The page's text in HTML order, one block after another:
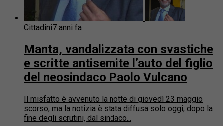
Cittadini7 anni fa
Manta, vandalizzata con svastiche
e scritte antisemite l’auto del figlio
del neosindaco Paolo Vulcano
Il misfatto è avvenuto la notte di giovedì 23 maggio
scorso, ma la notizia è stata diffusa solo oggi, dopo la
fine degli scrutini, dal sindaco...